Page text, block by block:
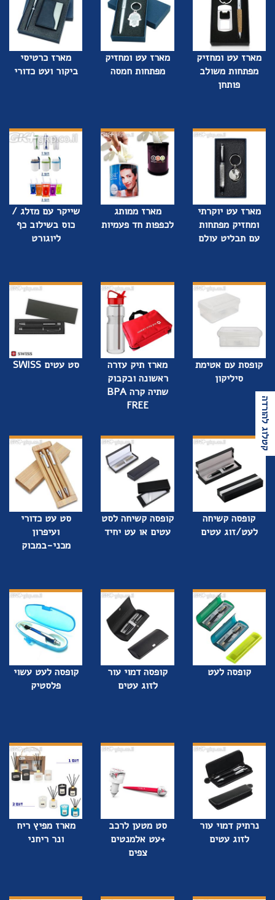
קטלוג להורדה
מארז עט ומחזיק
מפתחות משולב
פותחן
מארז עט ומחזיק
מפתחות חמסה
מארז כרטיסי
ביקור ועט כדורי
מארז עט יוקרתי
ומחזיק מפתחות
עם תבליט עולם
מארז ממותג
לכפפות חד פעמיות
שייקר עם מזלג /
כוס בשילוב כף
ליוגורט
קופסת עם אטימת
סיליקון
מארז תיק עזרה
ראשונה ובקבוק
שתיה קרה BPA
FREE
סט עטים SWISS
קופסה קשיחה
לעט/זוג עטים
קופסה קשיחה לסט
עטים או עט יחיד
סט עט כדורי
ועיפרון
מכני-במבוק
קופסה לעט
קופסה דמוי עור
לזוג עטים
קופסה לעט עשוי
פלסטיק
נרתיק דמוי עור
לזוג עטים
סט מטען לרכב
+עט אלמנטים
צפים
מארז מפיץ ריח
ונר ריחני